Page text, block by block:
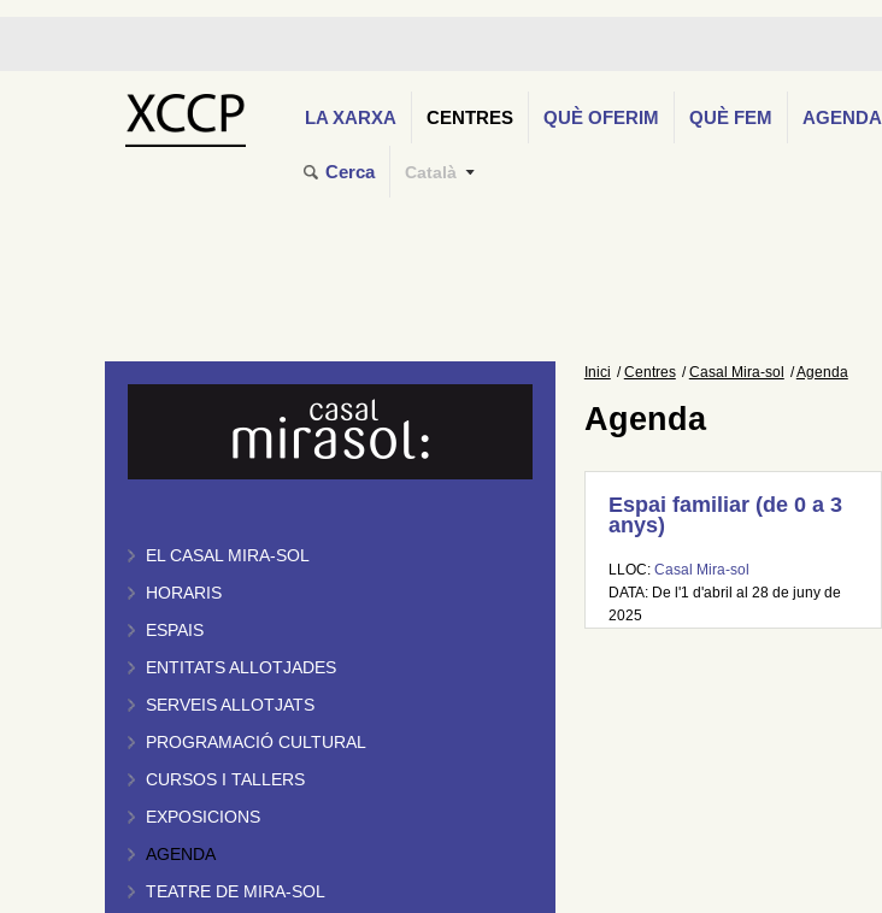
LA XARXA CENTRES QUÈ OFERIM QUÈ FEM AGENDA
Cerca Català
EL CASAL MIRA-SOL
HORARIS
ESPAIS
ENTITATS ALLOTJADES
SERVEIS ALLOTJATS
PROGRAMACIÓ CULTURAL
CURSOS I TALLERS
EXPOSICIONS
AGENDA
TEATRE DE MIRA-SOL
Inici Centres Casal Mira-sol Agenda
Agenda
Espai familiar (de 0 a 3
anys)
LLOC: Casal Mira-sol
DATA: De l'1 d'abril al 28 de juny de
2025